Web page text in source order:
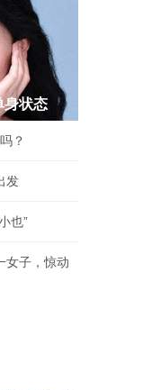
身状态
？
发
也”
女子，惊动